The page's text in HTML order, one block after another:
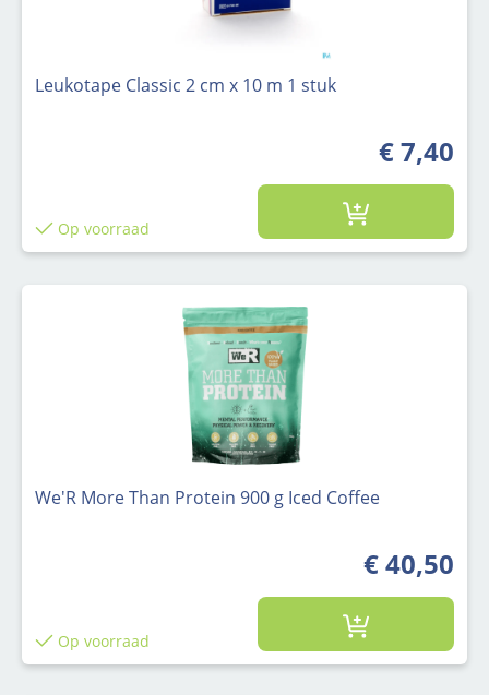
Leukotape Classic 2 cm x 10 m 1 stuk
€ 7,40
Op voorraad
We'R More Than Protein 900 g Iced Coffee
€ 40,50
Op voorraad